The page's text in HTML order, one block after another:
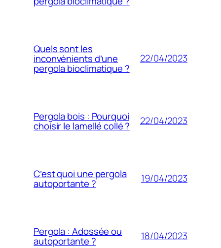
Quels sont les
inconvénients d’une
pergola bioclimatique ?
22/04/2023
Pergola bois : Pourquoi
choisir le lamellé collé ? 22/04/2023
C’est quoi une pergola
autoportante ? 19/04/2023
Pergola : Adossée ou
autoportante ? 18/04/2023